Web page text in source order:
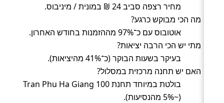
מחיר רצפה סביב 24 ₪ במונית / מיניבוס.
מה הכי מבוקש כרגע?
אוטובוס עם כ־97% מההזמנות בחודש האחרון.
מתי יש הכי הרבה יציאות?
בעיקר בשעות הבוקר (כ־41% מהיציאות).
האם יש תחנה מרכזית במסלול?
בולטת במיוחד תחנת 100 Tran Phu Ha Giang
(~5% מהנסיעות).